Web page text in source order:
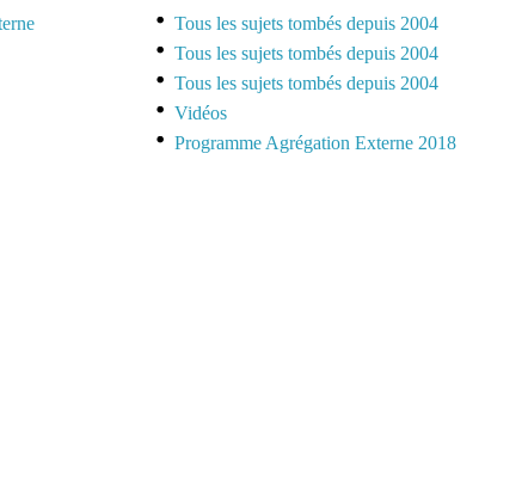
Tous les sujets tombés depuis 2004
Tous les sujets tombés depuis 2004
Tous les sujets tombés depuis 2004
Vidéos
Programme Agrégation Externe 2018